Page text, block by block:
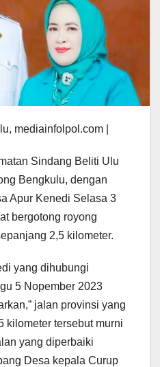
mediainfolpol.com |
Sindang Beliti Ulu
Bengkulu, dengan
Apur Kenedi Selasa 3
bergotong royong
2,5 kilometer.
yang dihubungi
5 Nopember 2023
jalan provinsi yang
kilometer tersebut murni
yang diperbaiki
Desa kepala Curup